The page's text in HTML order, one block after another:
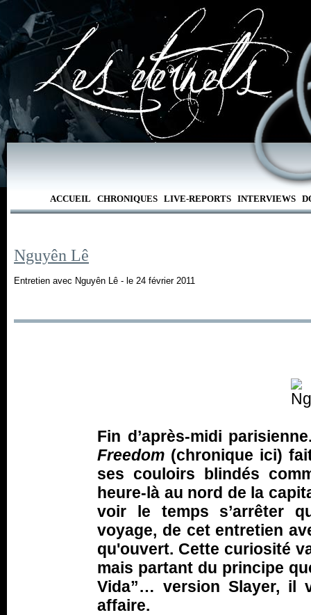
ACCUEIL CHRONIQUES LIVE-REPORTS INTERVIEWS
Nguyên Lê
Entretien avec Nguyên Lê - le 24 février 2011
Fin d’après-midi
Freedom (chronique ici)
ses couloirs blindés
heure-là au nord de la
voir le temps s’arrêter
voyage, de cet entretien
qu'ouvert. Cette curiosité
mais partant du principe
Vida”… version Slayer, il
affaire.